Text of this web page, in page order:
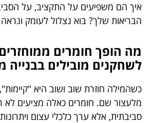
איך הם משפיעים על התקציב, על
הבריאות שלך? בוא נצלול לעומק
מה הופך חומרים
לשחקנים מובילים בבנייה
כשהמילה חוזרת שוב ושוב היא
מלעצור שם. חומרים כאלה מציעים לא
סביבתית, אלא ערך כלכלי עצום